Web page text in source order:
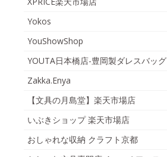
Yokos
YouShowShop
YOUTA日本橋店-豊岡製ダレスバッグ
Zakka.Enya
【文具の月島堂】楽天市場店
いぶきショップ 楽天市場店
おしゃれな収納 クラフト京都